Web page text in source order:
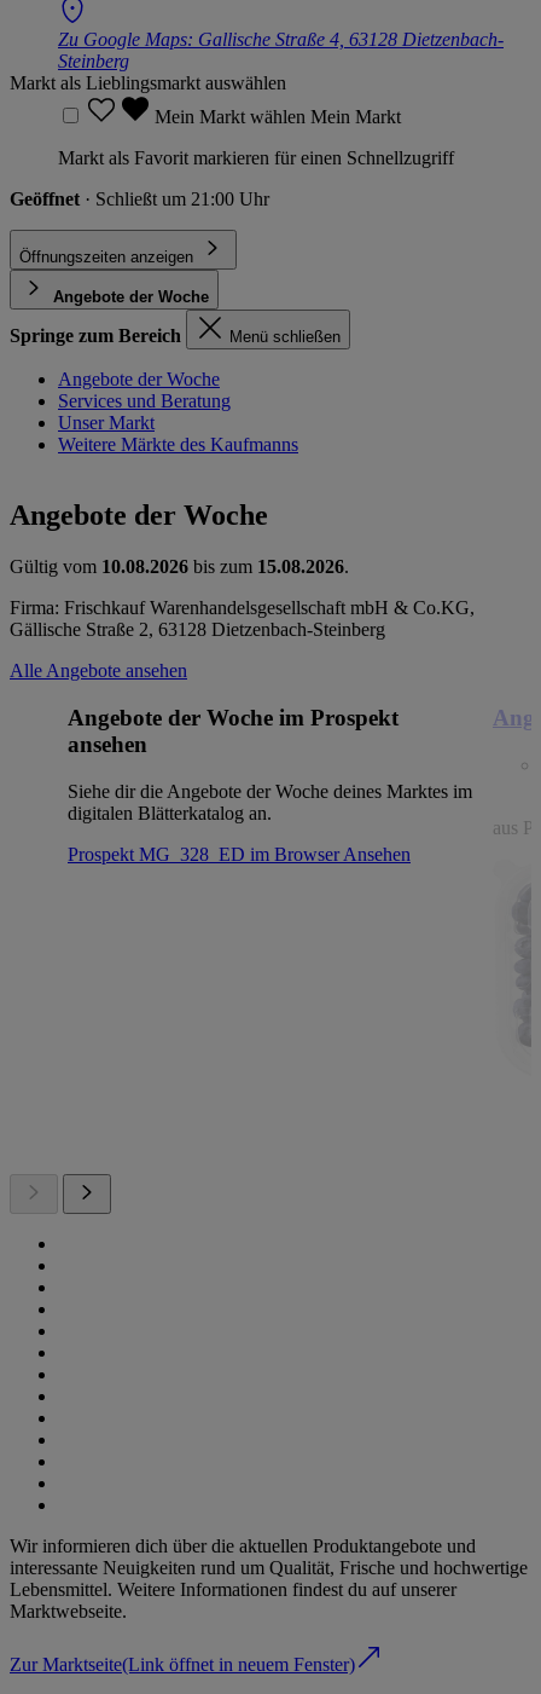
Zu Google Maps: Gallische Straße 4, 63128 Dietzenbach-
Steinberg
Markt als Lieblingsmarkt auswählen
Mein Markt wählen Mein Markt
Markt als Favorit markieren für einen Schnellzugriff
Geöffnet · Schließt um 21:00 Uhr
Öffnungszeiten anzeigen
Angebote der Woche
Springe zum Bereich Menü schließen
Angebote der Woche
Services und Beratung
Unser Markt
Weitere Märkte des Kaufmanns
Angebote der Woche
Gültig vom 10.08.2026 bis zum 15.08.2026.
Firma: Frischkauf Warenhandelsgesellschaft mbH & Co.KG,
Gällische Straße 2, 63128 Dietzenbach-Steinberg
Alle Angebote ansehen
Angebote der Woche im Prospekt
ansehen
Siehe dir die Angebote der Woche deines Marktes im
digitalen Blätterkatalog an.
Prospekt MG_328_ED im BrowserAnsehen
aus
Wir informieren dich über die aktuellen Produktangebote und
interessante Neuigkeiten rund um Qualität, Frische und hochwertige
Lebensmittel. Weitere Informationen findest du auf unserer
Marktwebseite.
Zur Marktseite(Link öffnet in neuem Fenster)